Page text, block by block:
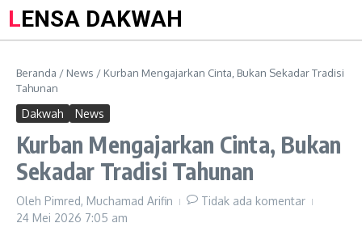
LENSA DAKWAH
Beranda / News / Kurban Mengajarkan Cinta, Bukan Sekadar Tradisi
Tahunan
Dakwah News
Kurban Mengajarkan Cinta, Bukan
Sekadar Tradisi Tahunan
Oleh Pimred, Muchamad Arifin
Tidak ada komentar
24 Mei 2026 7:05 am